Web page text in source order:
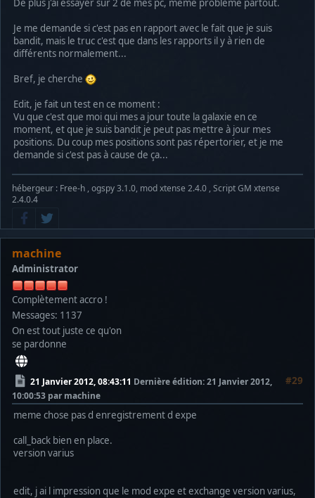
De plus j'ai essayer sur 2 de mes pc, même problème partout.
Je me demande si c'est pas en rapport avec le fait que je suis
bandit, mais le truc c'est que dans les rapports il y à rien de
différents normalement...
Bref, je cherche
Edit, je fait un test en ce moment :
Vu que c'est que moi qui mes a jour toute la galaxie en ce
moment, et que je suis bandit je peut pas mettre à jour mes
positions. Du coup mes positions sont pas répertorier, et je me
demande si c'est pas à cause de ça...
hébergeur : Free-h , ogspy 3.1.0, mod xtense 2.4.0 , Script GM xtense
2.4.0.4
machine
Administrator
Complètement accro !
Messages: 1137
On est tout juste ce qu'on
se pardonne
21 Janvier 2012, 08:43:11 #29
Dernière édition: 21 Janvier 2012,
10:00:53 par machine
meme chose pas d enregistrement d expe
call_back bien en place.
version varius
edit, j ai l impression que le mod expe et exchange version varius,